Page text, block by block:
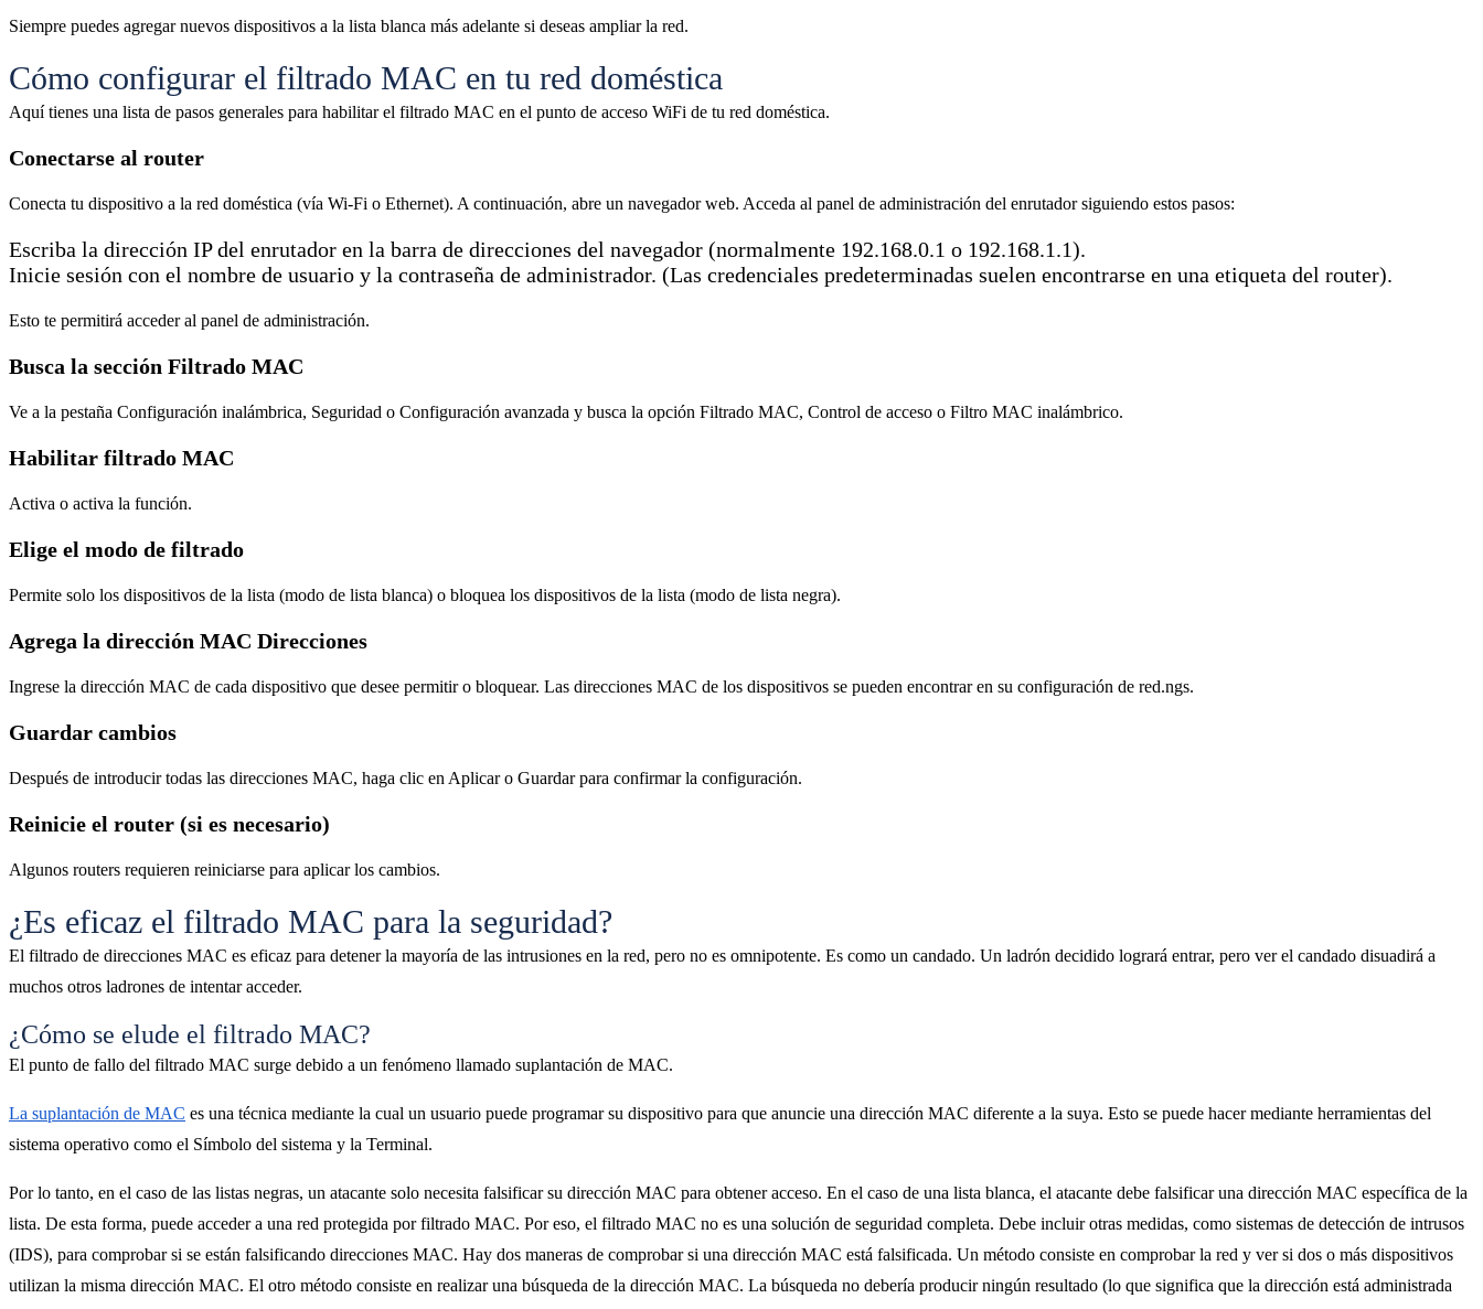
Siempre puedes agregar nuevos dispositivos a la lista blanca más adelante si deseas ampliar la red.
Cómo configurar el filtrado MAC en tu red doméstica
Aquí tienes una lista de pasos generales para habilitar el filtrado MAC en el punto de acceso WiFi de tu red doméstica.
Conectarse al router
Conecta tu dispositivo a la red doméstica (vía Wi-Fi o Ethernet). A continuación, abre un navegador web. Acceda al panel de administración del enrutador siguiendo estos pasos:
Escriba la dirección IP del enrutador en la barra de direcciones del navegador (normalmente 192.168.0.1 o 192.168.1.1).
Inicie sesión con el nombre de usuario y la contraseña de administrador. (Las credenciales predeterminadas suelen encontrarse en una etiqueta del router).
Esto te permitirá acceder al panel de administración.
Busca la sección Filtrado MAC
Ve a la pestaña Configuración inalámbrica, Seguridad o Configuración avanzada y busca la opción Filtrado MAC, Control de acceso o Filtro MAC inalámbrico.
Habilitar filtrado MAC
Activa o activa la función.
Elige el modo de filtrado
Permite solo los dispositivos de la lista (modo de lista blanca) o bloquea los dispositivos de la lista (modo de lista negra).
Agrega la dirección MAC Direcciones
Ingrese la dirección MAC de cada dispositivo que desee permitir o bloquear. Las direcciones MAC de los dispositivos se pueden encontrar en su configuración de red.ngs.
Guardar cambios
Después de introducir todas las direcciones MAC, haga clic en Aplicar o Guardar para confirmar la configuración.
Reinicie el router (si es necesario)
Algunos routers requieren reiniciarse para aplicar los cambios.
¿Es eficaz el filtrado MAC para la seguridad?
El filtrado de direcciones MAC es eficaz para detener la mayoría de las intrusiones en la red, pero no es omnipotente. Es como un candado. Un ladrón decidido logrará entrar, pero ver el candado disuadirá a
muchos otros ladrones de intentar acceder.
¿Cómo se elude el filtrado MAC?
El punto de fallo del filtrado MAC surge debido a un fenómeno llamado suplantación de MAC.
La suplantación de MAC es una técnica mediante la cual un usuario puede programar su dispositivo para que anuncie una dirección MAC diferente a la suya. Esto se puede hacer mediante herramientas del
sistema operativo como el Símbolo del sistema y la Terminal.
Por lo tanto, en el caso de las listas negras, un atacante solo necesita falsificar su dirección MAC para obtener acceso. En el caso de una lista blanca, el atacante debe falsificar una dirección MAC específica de la
lista. De esta forma, puede acceder a una red protegida por filtrado MAC. Por eso, el filtrado MAC no es una solución de seguridad completa. Debe incluir otras medidas, como sistemas de detección de intrusos
(IDS), para comprobar si se están falsificando direcciones MAC. Hay dos maneras de comprobar si una dirección MAC está falsificada. Un método consiste en comprobar la red y ver si dos o más dispositivos
utilizan la misma dirección MAC. El otro método consiste en realizar una búsqueda de la dirección MAC. La búsqueda no debería producir ningún resultado (lo que significa que la dirección está administrada